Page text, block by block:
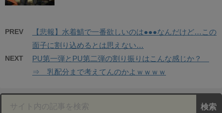
PREV
【悲報】水着鯖で一番欲しいのは●●●なんだけど…この
面子に割り込めるとは思えない…
NEXT
PU第一弾とPU第二弾の割り振りはこんな感じか？
⇒ 乳配分まで考えてんのかよｗｗｗｗ